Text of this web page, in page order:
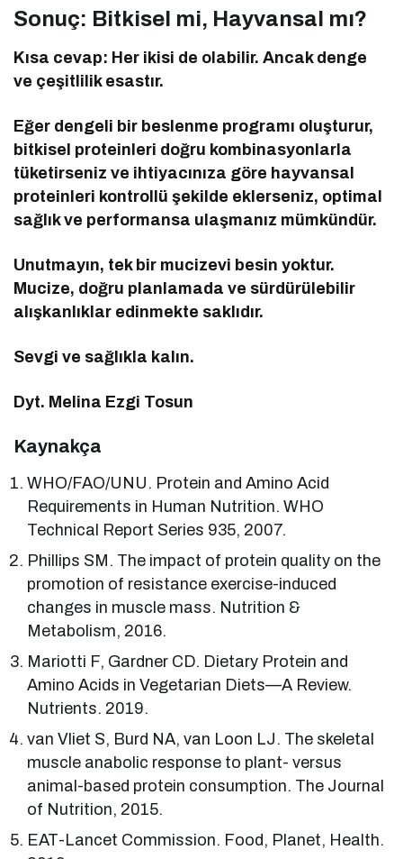
Sonuç: Bitkisel mi, Hayvansal mı?
Kısa cevap: Her ikisi de olabilir. Ancak denge
ve çeşitlilik esastır.
Eğer dengeli bir beslenme programı oluşturur,
bitkisel proteinleri doğru kombinasyonlarla
tüketirseniz ve ihtiyacınıza göre hayvansal
proteinleri kontrollü şekilde eklerseniz, optimal
sağlık ve performansa ulaşmanız mümkündür.
Unutmayın, tek bir mucizevi besin yoktur.
Mucize, doğru planlamada ve sürdürülebilir
alışkanlıklar edinmekte saklıdır.
Sevgi ve sağlıkla kalın.
Dyt. Melina Ezgi Tosun
Kaynakça
WHO/FAO/UNU. Protein and Amino Acid
Requirements in Human Nutrition. WHO
Technical Report Series 935, 2007.
Phillips SM. The impact of protein quality on the
promotion of resistance exercise-induced
changes in muscle mass. Nutrition &
Metabolism, 2016.
Mariotti F, Gardner CD. Dietary Protein and
Amino Acids in Vegetarian Diets—A Review.
Nutrients. 2019.
van Vliet S, Burd NA, van Loon LJ. The skeletal
muscle anabolic response to plant- versus
animal-based protein consumption. The Journal
of Nutrition, 2015.
EAT-Lancet Commission. Food, Planet, Health.